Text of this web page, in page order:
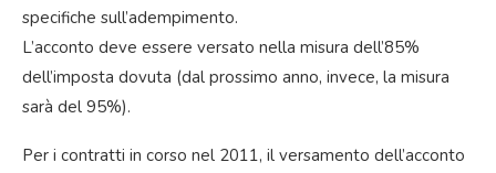
specifiche sull’adempimento.
L’acconto deve essere versato nella misura dell’85%
dell’imposta dovuta (dal prossimo anno, invece, la misura
sarà del 95%).
Per i contratti in corso nel 2011, il versamento dell’acconto